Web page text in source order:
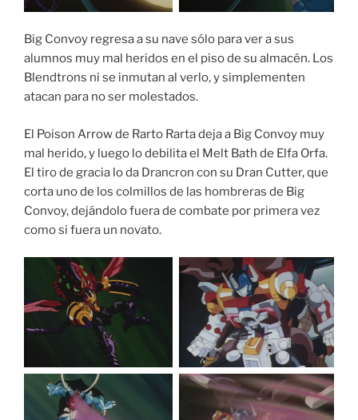
Big Convoy regresa a su nave sólo para ver a sus
alumnos muy mal heridos en el piso de su almacén. Los
Blendtrons ni se inmutan al verlo, y simplementen
atacan para no ser molestados.
El Poison Arrow de Rarto Rarta deja a Big Convoy muy
mal herido, y luego lo debilita el Melt Bath de Elfa Orfa.
El tiro de gracia lo da Drancron con su Dran Cutter, que
corta uno de los colmillos de las hombreras de Big
Convoy, dejándolo fuera de combate por primera vez
como si fuera un novato.